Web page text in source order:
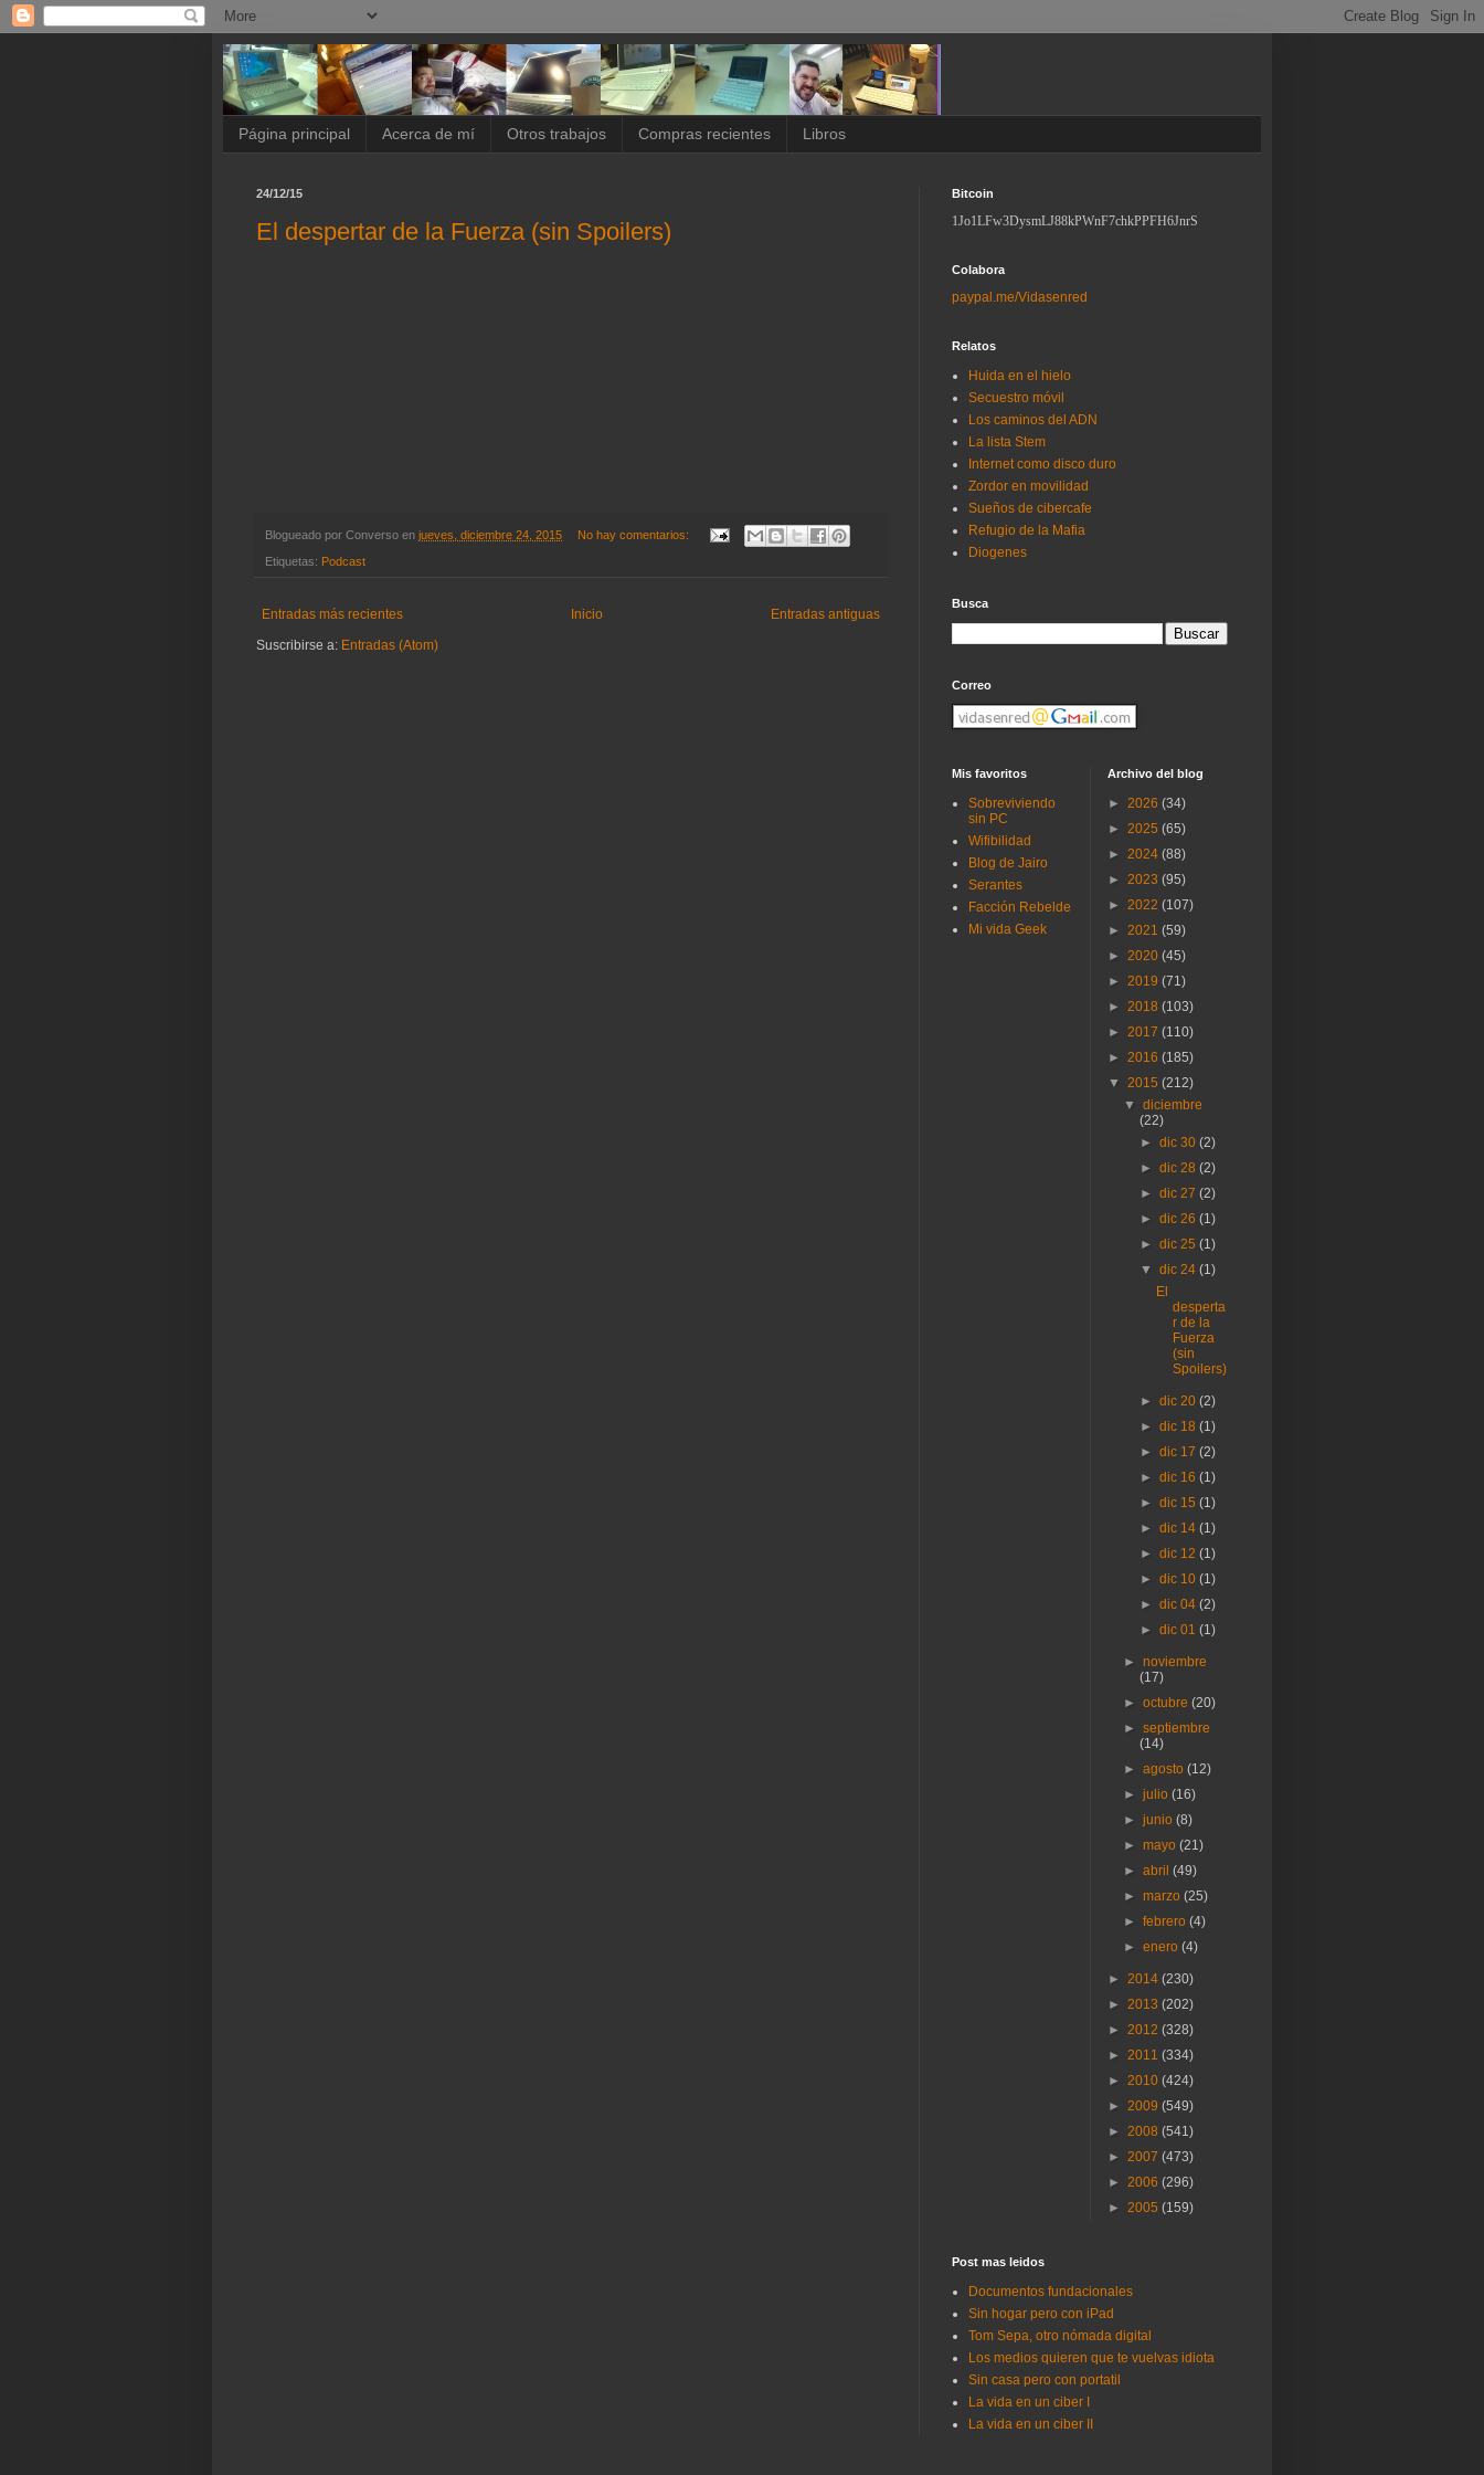
Página principal Acerca de mí Otros trabajos Compras recientes Libros
24/12/15
El despertar de la Fuerza (sin Spoilers)
Blogueado por Converso en jueves, diciembre 24, 2015 No hay comentarios:
Etiquetas: Podcast
Entradas más recientes Entradas antiguas
Inicio
Suscribirse a: Entradas (Atom)
Bitcoin
1Jo1LFw3DysmLJ88kPWnF7chkPPFH6JnrS
Colabora
paypal.me/Vidasenred
Relatos
Huida en el hielo
Secuestro móvil
Los caminos del ADN
La lista Stem
Internet como disco duro
Zordor en movilidad
Sueños de cibercafe
Refugio de la Mafia
Diogenes
Busca
Correo
Mis favoritos
Sobreviviendo
sin PC
Wifibilidad
Blog de Jairo
Serantes
Facción Rebelde
Mi vida Geek
Archivo del blog
► 2026 (34)
► 2025 (65)
► 2024 (88)
► 2023 (95)
► 2022 (107)
► 2021 (59)
► 2020 (45)
► 2019 (71)
► 2018 (103)
► 2017 (110)
► 2016 (185)
▼ 2015 (212)
▼diciembre
(22)
► dic 30 (2)
► dic 28 (2)
► dic 27 (2)
► dic 26 (1)
► dic 25 (1)
▼ dic 24 (1)
El
desperta
r de la
Fuerza
(sin
Spoilers)
► dic 20 (2)
► dic 18 (1)
► dic 17 (2)
► dic 16 (1)
► dic 15 (1)
► dic 14 (1)
► dic 12 (1)
► dic 10 (1)
► dic 04 (2)
► dic 01 (1)
►noviembre
(17)
►octubre(20)
►septiembre
(14)
►agosto(12)
►julio(16)
►junio(8)
►mayo(21)
►abril(49)
►marzo(25)
►febrero(4)
►enero(4)
► 2014 (230)
► 2013 (202)
► 2012 (328)
► 2011 (334)
► 2010 (424)
► 2009 (549)
► 2008 (541)
► 2007 (473)
► 2006 (296)
► 2005 (159)
Post mas lei­dos
Documentos fundacionales
Sin hogar pero con iPad
Tom Sepa, otro nómada digital
Los medios quieren que te vuelvas idiota
Sin casa pero con portatil
La vida en un ciber I
La vida en un ciber II